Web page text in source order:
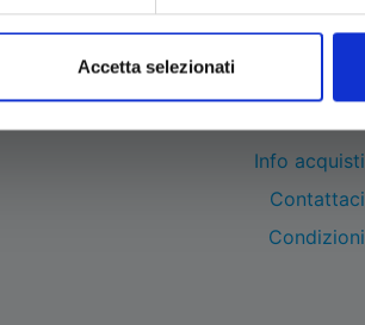
Accetta selezionati
Info acquisti
Contattaci
Condizioni